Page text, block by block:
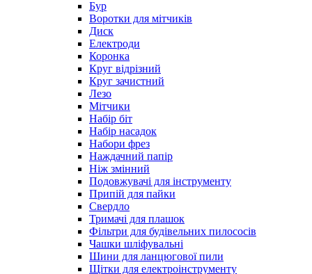
Бур
Воротки для мітчиків
Диск
Електроди
Коронка
Круг відрізний
Круг зачистний
Лезо
Мітчики
Набір біт
Набір насадок
Набори фрез
Наждачний папір
Ніж змінний
Подовжувачі для інструменту
Припій для пайки
Свердло
Тримачі для плашок
Фільтри для будівельних пилососів
Чашки шліфувальні
Шини для ланцюгової пили
Щітки для електроінструменту